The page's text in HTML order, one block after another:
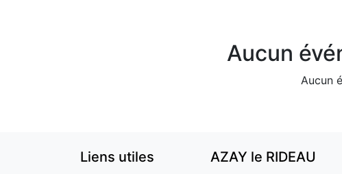
Aucun
Aucun
Liens utiles AZAY le RIDEAU